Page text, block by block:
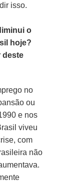
isso.
o
hoje?
deste
no
ou
e nos
viveu
com
não